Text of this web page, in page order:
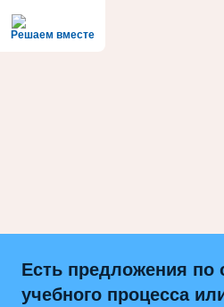
Решаем вместе
Есть предложения по
учебного процесса